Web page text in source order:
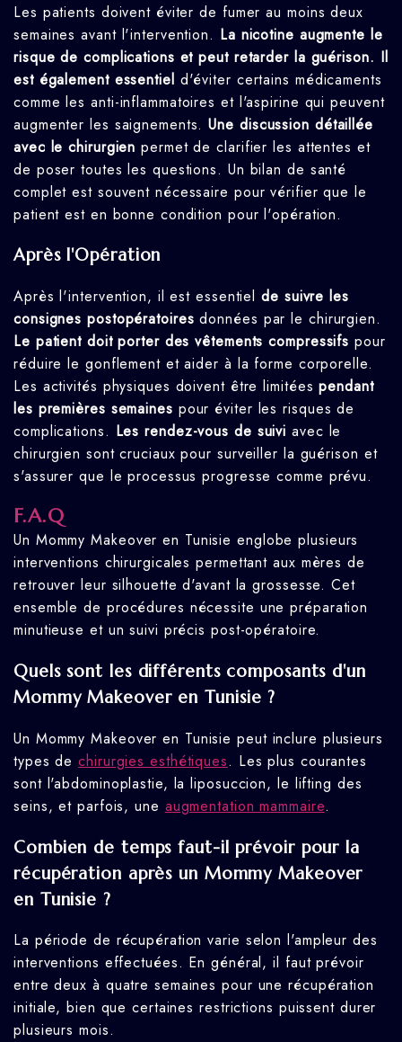
Les patients doivent éviter de fumer au moins deux
semaines avant l'intervention. La nicotine augmente le
risque de complications et peut retarder la guérison. Il
est également essentiel d'éviter certains médicaments
comme les anti-inflammatoires et l'aspirine qui peuvent
augmenter les saignements.Une discussion détaillée
avec le chirurgien permet de clarifier les attentes et
de poser toutes les questions. Un bilan de santé
complet est souvent nécessaire pour vérifier que le
patient est en bonne condition pour l'opération.
Après l'Opération
Après l'intervention, il est essentielde suivre les
consignes postopératoires données par le chirurgien.
Le patient doit porter des vêtements compressifs pour
réduire le gonflement et aider à la forme corporelle.
Les activités physiques doivent être limitéespendant
les premières semaines pour éviter les risques de
complications. Les rendez-vous de suivi avec le
chirurgien sont cruciaux pour surveiller la guérison et
s'assurer que le processus progresse comme prévu.
F.A.Q
Un Mommy Makeover en Tunisie englobe plusieurs
interventions chirurgicales permettant aux mères de
retrouver leur silhouette d'avant la grossesse. Cet
ensemble de procédures nécessite une préparation
minutieuse et un suivi précis post-opératoire.
Quels sont les différents composants d'un
Mommy Makeover en Tunisie ?
Un Mommy Makeover en Tunisie peut inclure plusieurs
types dechirurgies esthétiques. Les plus courantes
sont l'abdominoplastie, la liposuccion, le lifting des
seins, et parfois, une augmentation mammaire.
Combien de temps faut-il prévoir pour la
récupération après un Mommy Makeover
en Tunisie ?
La période de récupération varie selon l'ampleur des
interventions effectuées. En général, il faut prévoir
entre deux à quatre semaines pour une récupération
initiale, bien que certaines restrictions puissent durer
plusieurs mois.